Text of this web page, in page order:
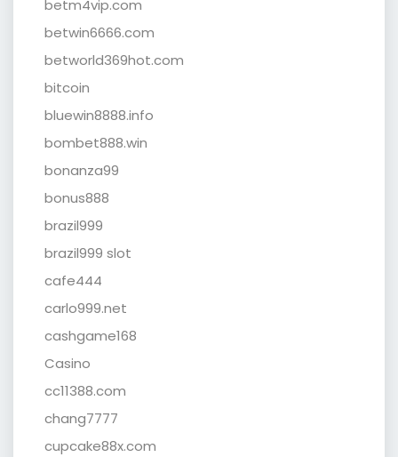
betm4vip.com
betwin6666.com
betworld369hot.com
bitcoin
bluewin8888.info
bombet888.win
bonanza99
bonus888
brazil999
brazil999 slot
cafe444
carlo999.net
cashgame168
Casino
cc11388.com
chang7777
cupcake88x.com